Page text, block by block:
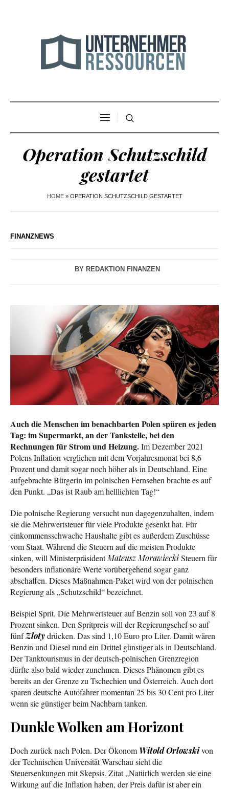
Operation Schutzschild
gestartet
HOME» OPERATION SCHUTZSCHILD GESTARTET
FINANZNEWS
BY REDAKTION FINANZEN
Auch die Menschen im benachbarten Polen spüren es jeden
Tag: im Supermarkt, an der Tankstelle, bei den
Rechnungen für Strom und Heizung.Im Dezember 2021
Polens Inflation verglichen mit dem Vorjahresmonat bei 8,6
Prozent und damit sogar noch höher als in Deutschland. Eine
aufgebrachte Bürgerin im polnischen Fernsehen brachte es auf
den Punkt. „Das ist Raub am helllichten Tag!“
Die polnische Regierung versucht nun dagegenzuhalten, indem
sie die Mehrwertsteuer für viele Produkte gesenkt hat. Für
einkommensschwache Haushalte gibt es außerdem Zuschüsse
vom Staat. Während die Steuern auf die meisten Produkte
sinken, will MinisterpräsidentMateusz MorawieckiSteuern für
besonders inflationäre Werte vorübergehend sogar ganz
abschaffen. Dieses Maßnahmen-Paket wird von der polnischen
Regierung als „Schutzschild“ bezeichnet.
Beispiel Sprit. Die Mehrwertsteuer auf Benzin soll von 23 auf 8
Prozent sinken. Den Spritpreis will der Regierungschef so auf
fünfZlotydrücken. Das sind 1,10 Euro pro Liter. Damit wären
Benzin und Diesel rund ein Drittel günstiger als in Deutschland.
Der Tanktourismus in der deutsch-polnischen Grenzregion
dürfte also bald wieder zunehmen. Dieses Phänomen gibt es
bereits an der Grenze zu Tschechien und Österreich. Auch dort
sparen deutsche Autofahrer momentan 25 bis 30 Cent pro Liter
wenn sie günstiger beim Nachbarn tanken.
Dunkle Wolken am Horizont
Doch zurück nach Polen. Der Ökonom Witold Orlowskivon
der Technischen Universität Warschau sieht die
Steuersenkungen mit Skepsis. Zitat „Natürlich werden sie eine
Wirkung auf die Inflation haben, der Preis dafür ist aber ein